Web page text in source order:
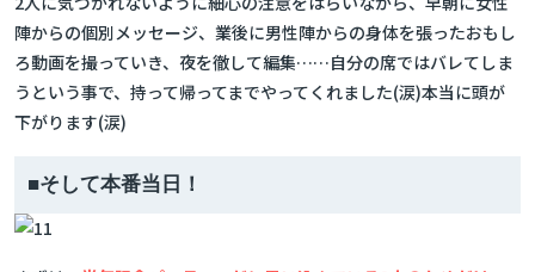
陣からの個別メッセージ、業後に男性陣からの身体を張ったおもし
ろ動画を撮っていき、夜を徹して編集……自分の席ではバレてしま
うという事で、持って帰ってまでやってくれました(涙)本当に頭が
下がります(涙)
■そして本番当日！